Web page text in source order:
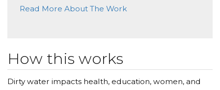
Today, too many children suffer needlessly - walking
Brava
Read More About The Work
How this works
Dirty water impacts health, education, women, and